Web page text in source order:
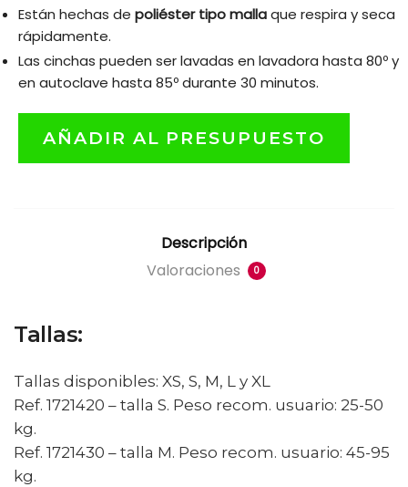
Están hechas de poliéster tipo mallaque respira y seca
rápidamente.
Las cinchas pueden ser lavadas en lavadora hasta 80º y
en autoclave hasta 85º durante 30 minutos.
AÑADIR AL PRESUPUESTO
Descripción
Valoraciones
0
Tallas:
Tallas disponibles: XS, S, M, L y XL
Ref. 1721420 – talla S. Peso recom. usuario: 25-50
kg.
Ref. 1721430 – talla M. Peso recom. usuario: 45-95
kg.